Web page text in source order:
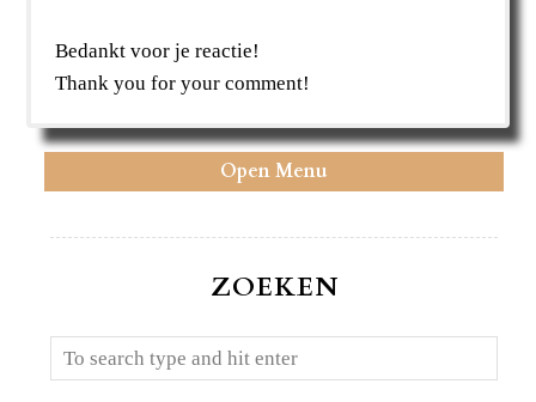
Bedankt voor je reactie!
Thank you for your comment!
Open Menu
ZOEKEN